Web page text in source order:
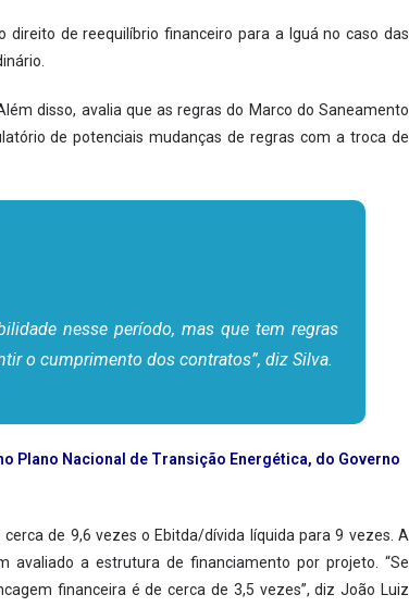
de reequilíbrio financeiro para a Iguá no caso das
disso, avalia que as regras do Marco do Saneamento
de potenciais mudanças de regras com a troca de
nesse período, mas que tem regras
o cumprimento dos contratos”, diz Silva.
Plano Nacional de Transição Energética, do Governo
de 9,6 vezes o Ebitda/dívida líquida para 9 vezes. A
a estrutura de financiamento por projeto. “Se
financeira é de cerca de 3,5 vezes”, diz João Luiz